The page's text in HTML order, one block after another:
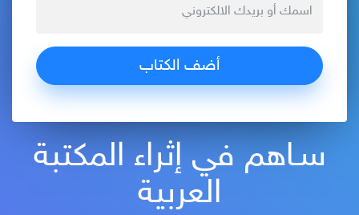
سـاهم في إثراء المكتبة
العربية